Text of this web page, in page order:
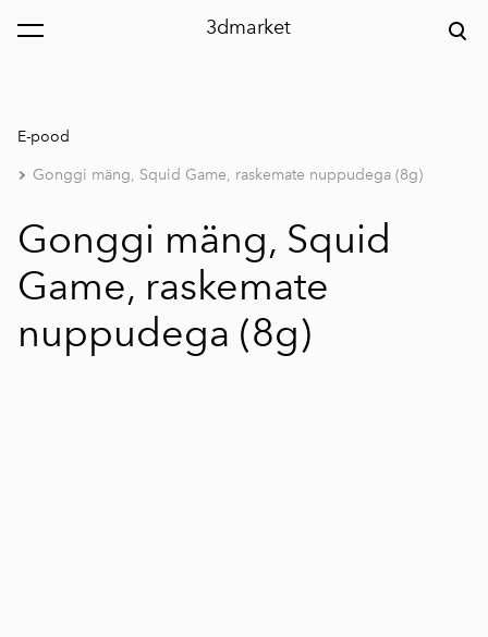
3dmarket
lisati ostukorvi. Vaata ostukorvi
E-pood
Gonggi mäng, Squid Game, raskemate nuppudega (8g)
Gonggi mäng, Squid
Game, raskemate
nuppudega (8g)